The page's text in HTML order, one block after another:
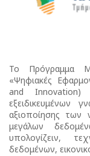
Το Πρόγραμμα
«Ψηφιακές
and Innovation)
εξειδικευμένων
αξιοποίησης των
μεγάλων
υπολογίζειν,
δεδομένων,